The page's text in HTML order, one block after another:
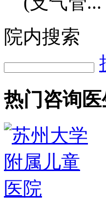
院内搜索
热门咨询医